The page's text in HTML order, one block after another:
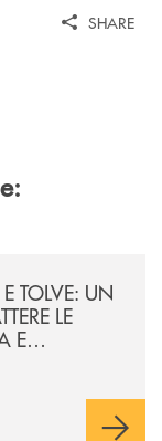
SHARE
TOLVE: UN
LE
E